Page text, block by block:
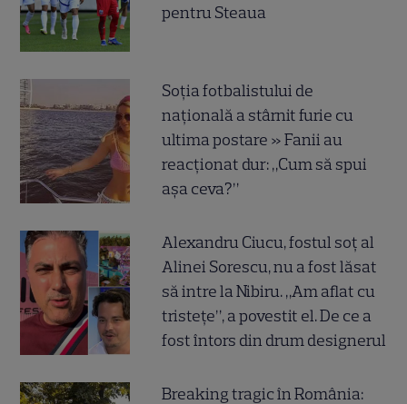
pentru Steaua
Soția fotbalistului de
națională a stârnit furie cu
ultima postare » Fanii au
reacționat dur: „Cum să spui
așa ceva?”
Alexandru Ciucu, fostul soț al
Alinei Sorescu, nu a fost lăsat
să intre la Nibiru. „Am aflat cu
tristețe”, a povestit el. De ce a
fost întors din drum designerul
Breaking tragic în România: